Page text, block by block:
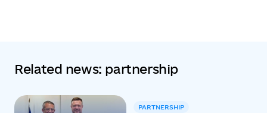
Related news: partnership
PARTNERSHIP